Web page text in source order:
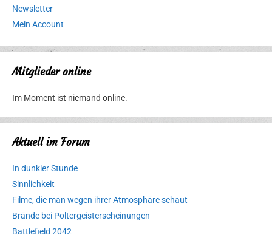
Newsletter
Mein Account
Mitglieder online
Im Moment ist niemand online.
Aktuell im Forum
In dunkler Stunde
Sinnlichkeit
Filme, die man wegen ihrer Atmosphäre schaut
Brände bei Poltergeisterscheinungen
Battlefield 2042